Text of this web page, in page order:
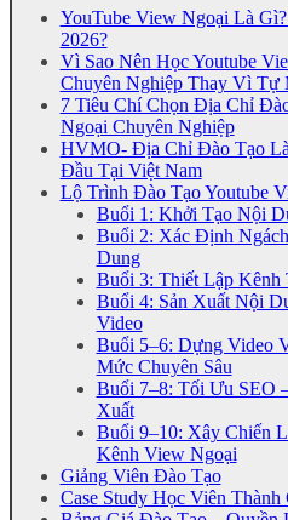
YouTube View Ngoại Là
2026?
Vì Sao Nên Học Youtube
Chuyên Nghiệp Thay Vì Tự
7 Tiêu Chí Chọn Địa Chỉ
Ngoại Chuyên Nghiệp
HVMO- Địa Chỉ Đào Tạo
Đầu Tại Việt Nam
Lộ Trình Đào Tạo Youtube
Buổi 1: Khởi Tạo Nội
Buổi 2: Xác Định
Dung
Buổi 3: Thiết Lập Kênh
Buổi 4: Sản Xuất Nội
Video
Buổi 5–6: Dựng Video
Mức Chuyên Sâu
Buổi 7–8: Tối Ưu SEO
Xuất
Buổi 9–10: Xây Chiến
Kênh View Ngoại
Giảng Viên Đào Tạo
Case Study Học Viên